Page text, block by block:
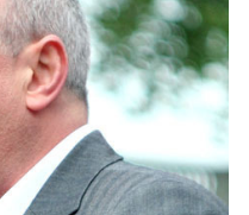
ЗА ПАЛЕСТИНУ
В ЧЕЧНЕ
АКТИВИСТОВ
И ПРОТЕСТЫ